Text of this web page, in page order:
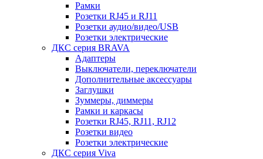
Рамки
Розетки RJ45 и RJ11
Розетки аудио/видео/USB
Розетки электрические
ДКС серия BRAVA
Адаптеры
Выключатели, переключатели
Дополнительные аксессуары
Заглушки
Зуммеры, диммеры
Рамки и каркасы
Розетки RJ45, RJ11, RJ12
Розетки видео
Розетки электрические
ДКС серия Viva